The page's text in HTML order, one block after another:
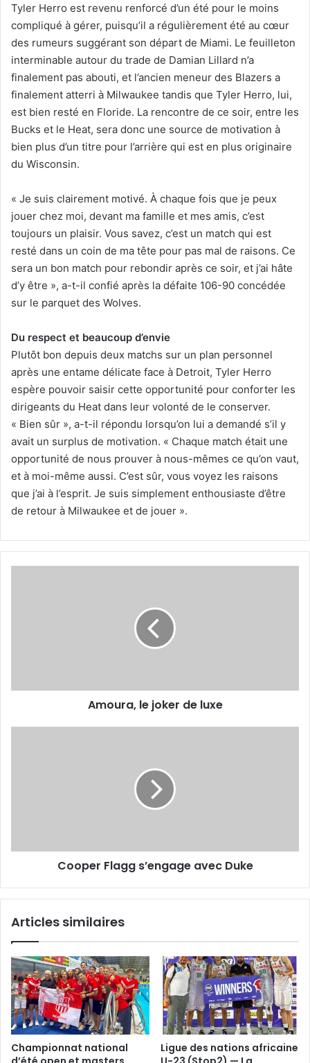
Tyler Herro est revenu renforcé d’un été pour le moins
compliqué à gérer, puisqu’il a régulièrement été au cœur
des rumeurs suggérant son départ de Miami. Le feuilleton
interminable autour du trade de Damian Lillard n’a
finalement pas abouti, et l’ancien meneur des Blazers a
finalement atterri à Milwaukee tandis que Tyler Herro, lui,
est bien resté en Floride. La rencontre de ce soir, entre les
Bucks et le Heat, sera donc une source de motivation à
bien plus d’un titre pour l’arrière qui est en plus originaire
du Wisconsin.
« Je suis clairement motivé. À chaque fois que je peux
jouer chez moi, devant ma famille et mes amis, c’est
toujours un plaisir. Vous savez, c’est un match qui est
resté dans un coin de ma tête pour pas mal de raisons. Ce
sera un bon match pour rebondir après ce soir, et j’ai hâte
d’y être », a-t-il confié après la défaite 106-90 concédée
sur le parquet des Wolves.
Du respect et beaucoup d’envie
Plutôt bon depuis deux matchs sur un plan personnel
après une entame délicate face à Detroit, Tyler Herro
espère pouvoir saisir cette opportunité pour conforter les
dirigeants du Heat dans leur volonté de le conserver.
« Bien sûr », a-t-il répondu lorsqu’on lui a demandé s’il y
avait un surplus de motivation. « Chaque match était une
opportunité de nous prouver à nous-mêmes ce qu’on vaut,
et à moi-même aussi. C’est sûr, vous voyez les raisons
que j’ai à l’esprit. Je suis simplement enthousiaste d’être
de retour à Milwaukee et de jouer ».
Amoura, le joker de luxe
Cooper Flagg s’engage avec Duke
Articles similaires
Championnat national
Ligue des nations africaine